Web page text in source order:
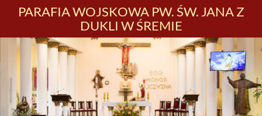
PARAFIA WOJSKOWA PW. ŚW. JANA Z
DUKLI W ŚREMIE